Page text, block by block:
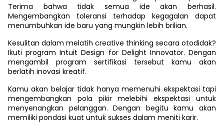
Terima bahwa tidak semua ide akan berhasil.
Mengembangkan toleransi terhadap kegagalan dapat
menumbuhkan ide baru yang mungkin lebih brilian.
Kesulitan dalam melatih creative thinking secara otodidak?
Ikuti program Intuit Design for Delight Innovator. Dengan
mengambil program sertifikasi tersebut kamu akan
berlatih inovasi kreatif.
Kamu akan belajar tidak hanya memenuhi ekspektasi tapi
mengembangkan pola pikir melebihi ekspektasi untuk
menyenangkan pelanggan. Dengan begitu kamu akan
memiliki pondasi kuat untuk sukses dalam meniti karir.